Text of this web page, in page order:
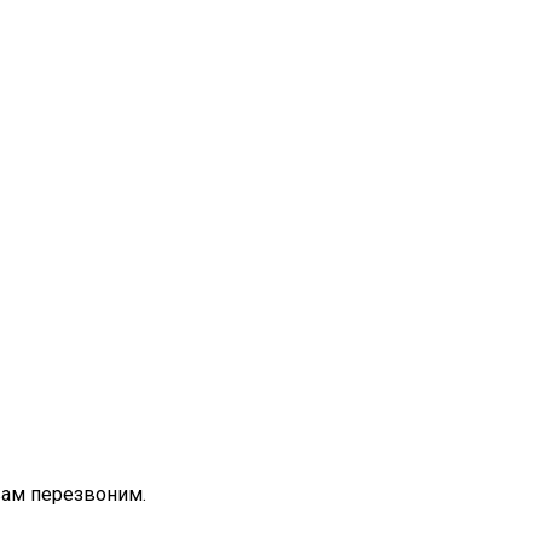
перезвоним.